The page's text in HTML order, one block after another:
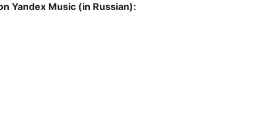
Yandex Music (in Russian):